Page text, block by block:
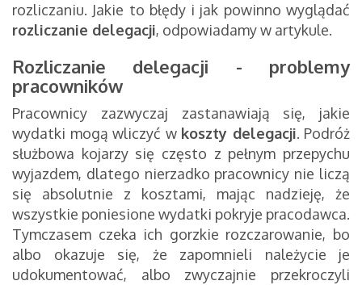
rozliczaniu. Jakie to błędy i jak powinno wyglądać
rozliczanie delegacji, odpowiadamy w artykule.
Rozliczanie delegacji - problemy
pracowników
Pracownicy zazwyczaj zastanawiają się, jakie
wydatki mogą wliczyć w koszty delegacji. Podróż
służbowa kojarzy się często z pełnym przepychu
wyjazdem, dlatego nierzadko pracownicy nie liczą
się absolutnie z kosztami, mając nadzieję, że
wszystkie poniesione wydatki pokryje pracodawca.
Tymczasem czeka ich gorzkie rozczarowanie, bo
albo okazuje się, że zapomnieli należycie je
udokumentować, albo zwyczajnie przekroczyli